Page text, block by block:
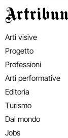
Artribune
Arti visive
Progetto
Professioni
Arti performative
Editoria
Turismo
Dal mondo
Jobs